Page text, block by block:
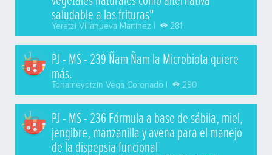
saludable a las frituras"
Yeretzi Villanueva Martinez | 281
PJ - MS - 239 Ñam Ñam la Microbiota quiere
más.
Tonameyotzin Vega Coronado | 290
PJ - MS - 236 Fórmula a base de sábila, miel,
jengibre, manzanilla y avena para el manejo
de la dispepsia funcional